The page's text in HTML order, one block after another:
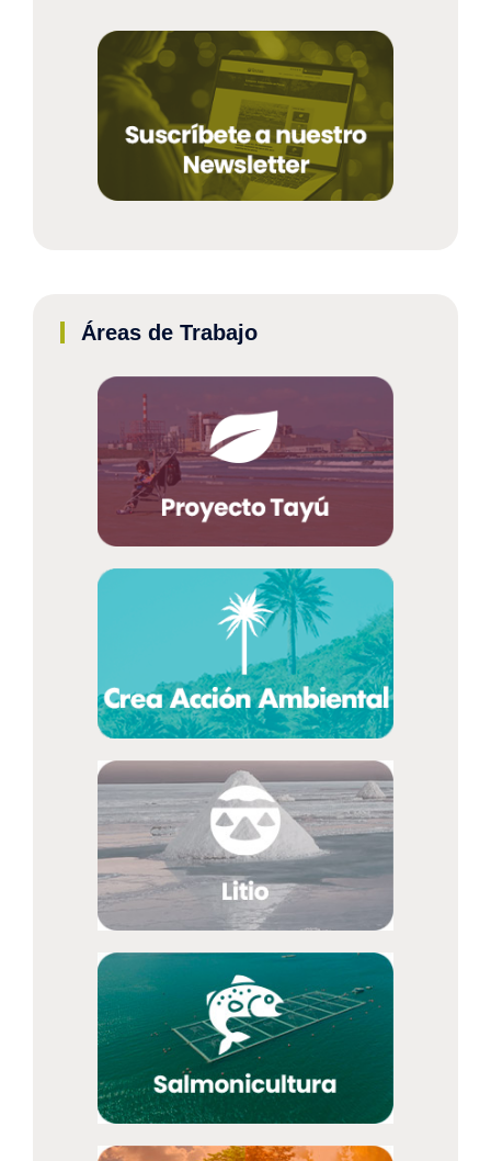
Áreas de Trabajo